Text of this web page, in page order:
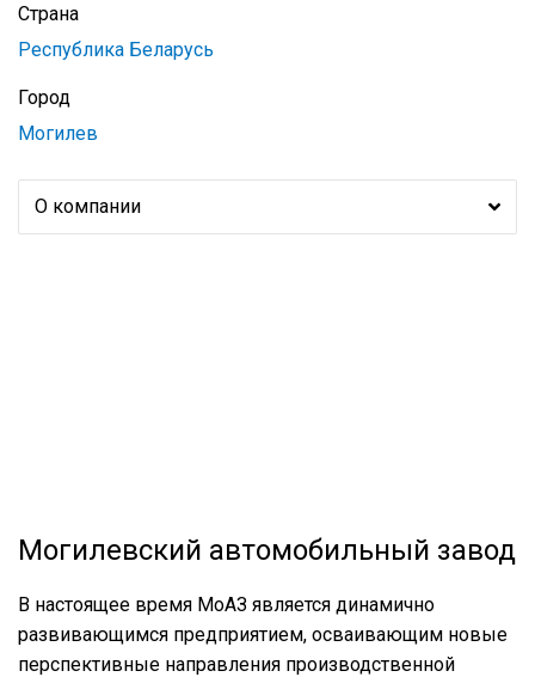
Страна
Республика Беларусь
Город
Могилев
О компании
Могилевский автомобильный завод
В настоящее время МоАЗ является динамично
развивающимся предприятием, осваивающим новые
перспективные направления производственной